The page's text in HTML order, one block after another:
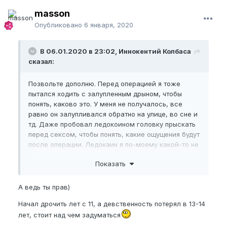
masson
Опубликовано 6 января, 2020
В 06.01.2020 в 23:02, Иннокентий Колбаса
сказал:
Позвольте дополню. Перед операцией я тоже
пытался ходить с залупленным дрыном, чтобы
понять, каково это. У меня не получалось, все
равно он залупливался обратно на улице, во сне и
тд. Даже пробовал ледокоином головку прыскать
перед сексом, чтобы понять, какие ощущения будут
после операции. Ледокаин я по-моему какой-то не
итоге решился на операцию и теперь уговариваю
Косательно обрезанных с раннего возраста - да
такие отзывы я тоже читал перед операцией. У
меня есть теория, но это лишь домыслы в моем
Показать
А ведь ты прав)
Начал дрочить лет с 11, а девственность потерял в 13-14
лет, стоит над чем задуматься